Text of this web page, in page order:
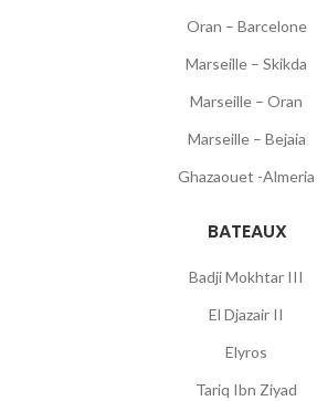
Oran – Barcelone
Marseille – Skikda
Marseille – Oran
Marseille – Bejaia
Ghazaouet -Almeria
BATEAUX
Badji Mokhtar III
El Djazair II
Elyros
Tariq Ibn Ziyad